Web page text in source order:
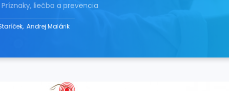
liečba a prevencia
, Andrej Malárik